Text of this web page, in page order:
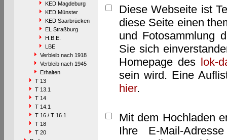
KED Magdeburg
KED Münster
KED Saarbrücken
EL Straßburg
H.B.E.
LBE
Verbleib nach 1918
Verbleib nach 1945
Erhalten
T 13
T 13.1
T 14
T 14.1
T 16 / T 16.1
T 18
T 20
Diese Webseite ist
diese Seite einen
und Fotosammlung
Sie sich
Homepage des lok-
sein wird. Eine
hier.
Mit dem Hochladen
Ihre E-Mail-